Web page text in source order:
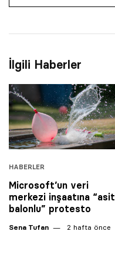
İlgili Haberler
HABERLER
Microsoft’un veri
merkezi inşaatına “asit
balonlu” protesto
Sena Tufan 2 hafta önce